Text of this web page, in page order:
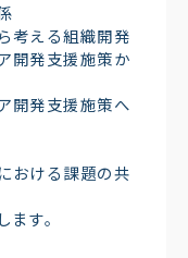
考える組織開発​
開発支援施策か
発支援施策へ​
おける課題の共
す。